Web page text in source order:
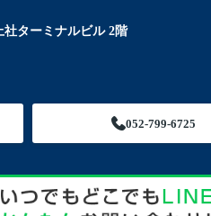
ターミナルビル 2階
052-799-6725